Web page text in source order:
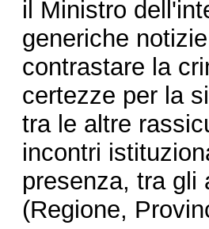
il Ministro
generiche
contrastare la
certezze per la
tra le altre
incontri
presenza, tra gli
(Regione,